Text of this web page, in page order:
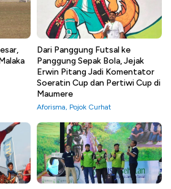
Dari Panggung Futsal ke
Panggung Sepak Bola, Jejak
Erwin Pitang Jadi Komentator
Soeratin Cup dan Pertiwi Cup di
Maumere
Aforisma, Pojok Curhat